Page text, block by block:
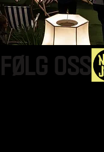
FØLG OSS